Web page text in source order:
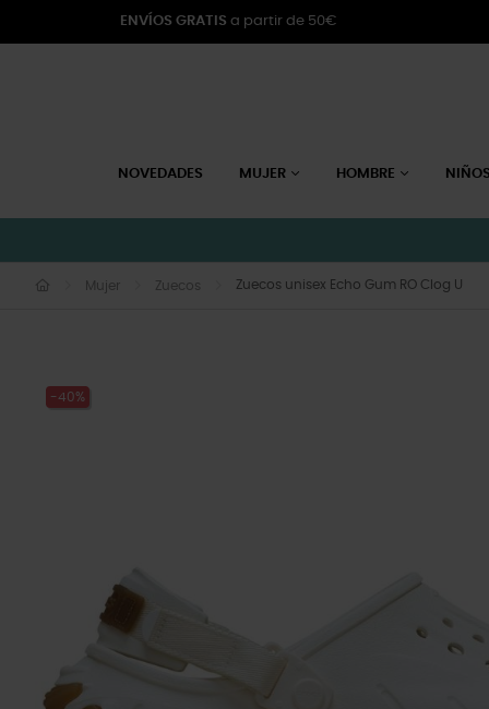
ENVÍOS GRATIS a partir de 50€
NOVEDADES MUJER HOMBRE NIÑOS
Mujer Zuecos Zuecos unisex Echo Gum RO Clog U
-40%